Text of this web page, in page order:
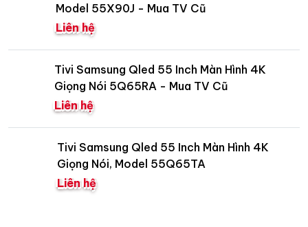
Model 55X90J - Mua TV Cũ
Liên hệ
Tivi Samsung Qled 55 Inch Màn Hình 4K
Giọng Nói 5Q65RA - Mua TV Cũ
Liên hệ
Tivi Samsung Qled 55 Inch Màn Hình 4K
Giọng Nói, Model 55Q65TA
Liên hệ